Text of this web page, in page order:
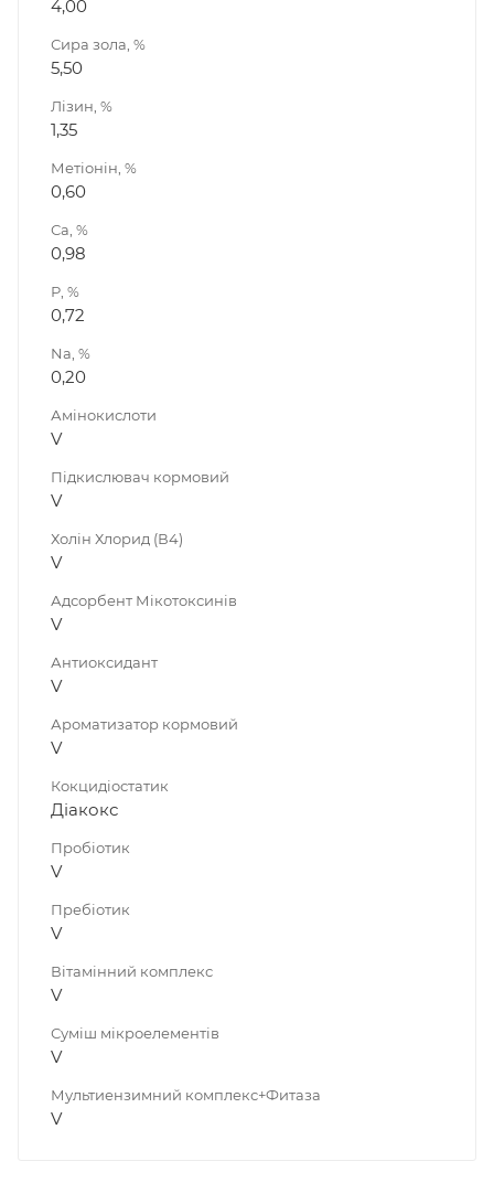
4,00
Сира зола, %
5,50
Лізин, %
1,35
Метіонін, %
0,60
Са, %
0,98
Р, %
0,72
Na, %
0,20
Амінокислоти
V
Підкислювач кормовий
V
Холін Хлорид (В4)
V
Адсорбент Мікотоксинів
V
Антиоксидант
V
Ароматизатор кормовий
V
Кокцидіостатик
Діакокс
Пробіотик
V
Пребіотик
V
Вітамінний комплекс
V
Суміш мікроелементів
V
Мультиензимний комплекс+Фитаза
V